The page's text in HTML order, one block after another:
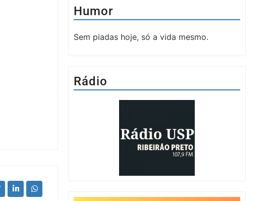
Humor
Sem piadas hoje, só a vida mesmo.
Rádio